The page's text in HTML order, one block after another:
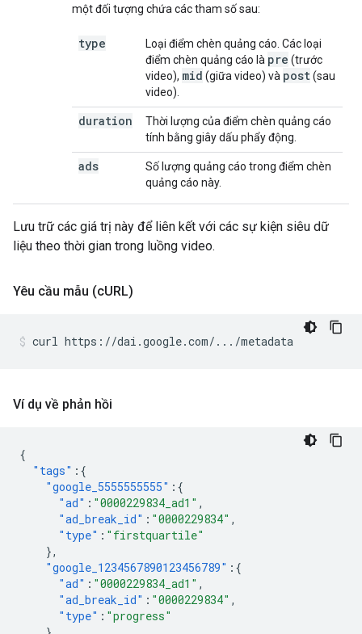
một đối tượng chứa các tham số sau:
type
Loại điểm chèn quảng cáo. Các loại
điểm chèn quảng cáo là pre (trước
video), mid (giữa video) và post(sau
video).
duration
Thời lượng của điểm chèn quảng cáo
tính bằng giây dấu phẩy động.
ads
Số lượng quảng cáo trong điểm chèn
quảng cáo này.
Lưu trữ các giá trị này để liên kết với các sự kiện siêu dữ
liệu theo thời gian trong luồng video.
Yêu cầu mẫu (cURL)
curl https://dai.google.com/.../metadata
Ví dụ về phản hồi
{
"tags" :{
"google_5555555555" :{
"ad" : "0000229834_ad1" ,
"ad_break_id" : "0000229834" ,
"type" : "firstquartile"
},
"google_1234567890123456789" :{
"ad" : "0000229834_ad1" ,
"ad_break_id" : "0000229834" ,
"type" : "progress"